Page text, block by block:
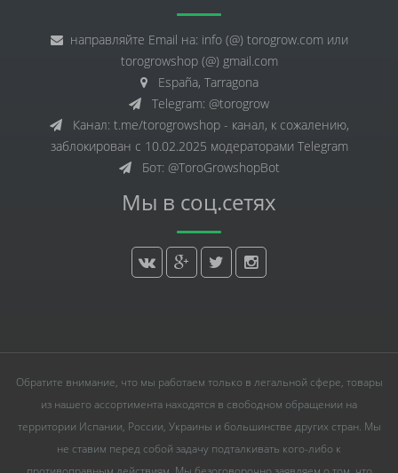
направляйте Email на: info (@) torogrow.com или
torogrowshop (@) gmail.com
España, Tarragona
Telegram: @torogrow
Канал: t.me/torogrowshop - канал, к сожалению,
заблокирован с 10.02.2025 модераторами Telegram
Бот: @ToroGrowshopBot
Мы в соц.сетях
Обратите внимание, что мы работаем только в легальной сфере, товары
из нашего ассортимента находятся в свободном обращении на
территории Испании, России, Украины и большинстве других стран. Мы
не ставим перед собой задачу подталкивать кого-либо к